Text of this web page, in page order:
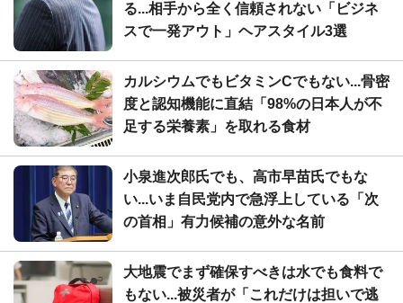
る...相手から全く信頼されない「ビジネ
スで一発アウト」ヘアスタイル3選
カルシウムでもビタミンCでもない...骨密
度と認知機能に直結「98%の日本人が不
足する栄養素」を取れる食材
小泉進次郎氏でも、高市早苗氏でもな
い...いま自民党内で急浮上している「次
の首相」有力候補の意外な名前
大地震でまず確保すべきは水でも食料で
もない...被災者が「これだけは担いで逃